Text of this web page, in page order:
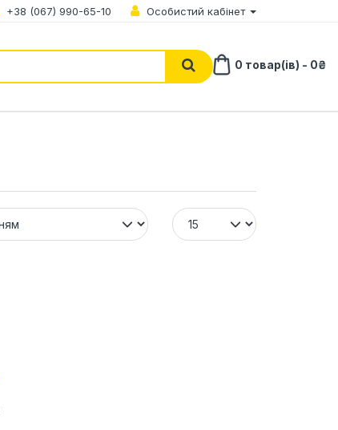
+38 (067) 990-65-10 Особистий кабінет
0 товар(ів) - 0₴